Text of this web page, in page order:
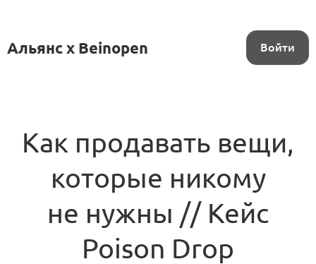
Альянс x Beinopen Войти
Как продавать вещи,
которые никому
не нужны // Кейс
Poison Drop